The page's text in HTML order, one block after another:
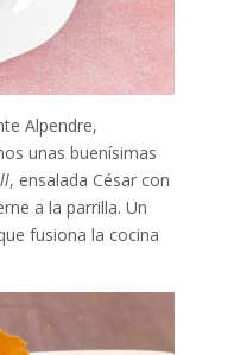
Alpendre,
unas buenísimas
, ensalada César con
a la parrilla. Un
fusiona la cocina